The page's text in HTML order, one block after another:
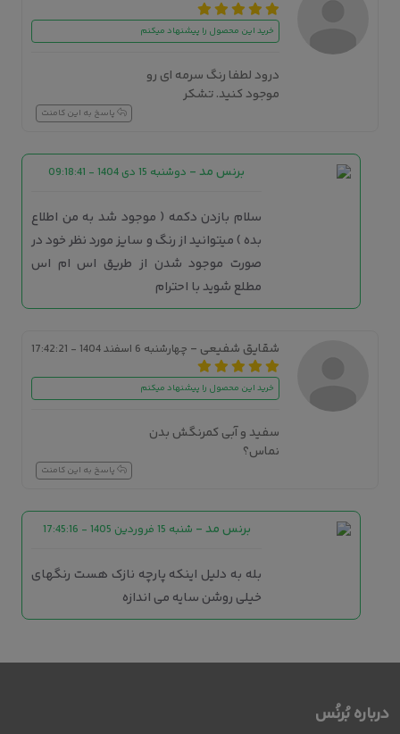
خرید این محصول را پیشنهاد میکنم
درود لطفا رنگ سرمه ای رو
موجود کنید. تشکر
پاسخ به این کامنت
برنس مد- دوشنبه 15 دی 1404 - 09:18:41
سلام بازدن دکمه ( موجود شد به من اطلاع
بده ) میتوانید از رنگ و سایز مورد نظر خود در
صورت موجود شدن از طریق اس ام اس
مطلع شوید با احترام
شقایق شفیعی - چهارشنبه 6 اسفند 1404 - 17:42:21
خرید این محصول را پیشنهاد میکنم
سفید و آبی کمرنگش بدن
نماس؟
پاسخ به این کامنت
برنس مد- شنبه 15 فروردین 1405 - 17:45:16
بله به دلیل اینکه پارچه نازک هست رنگهای
خیلی روشن سایه می اندازه
درباره بُرنُس